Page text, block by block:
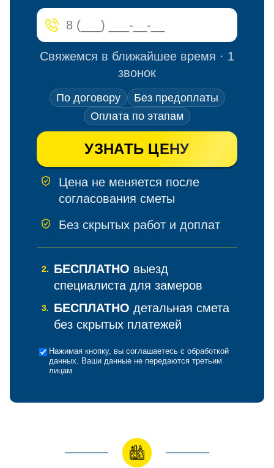
Свяжемся в ближайшее время · 1
звонок
По договору
Без предоплаты
Оплата по этапам
УЗНАТЬ ЦЕНУ
Цена не меняется после
согласования сметы
Без скрытых работ и доплат
2. БЕСПЛАТНО выезд
специалиста для замеров
3. БЕСПЛАТНО детальная смета
без скрытых платежей
Нажимая кнопку, вы соглашаетесь с обработкой
данных. Ваши данные не передаются третьим
лицам